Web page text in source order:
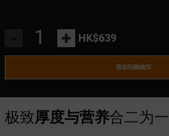
+ HK$639
添加到购物车
极致厚度与营养合二为一